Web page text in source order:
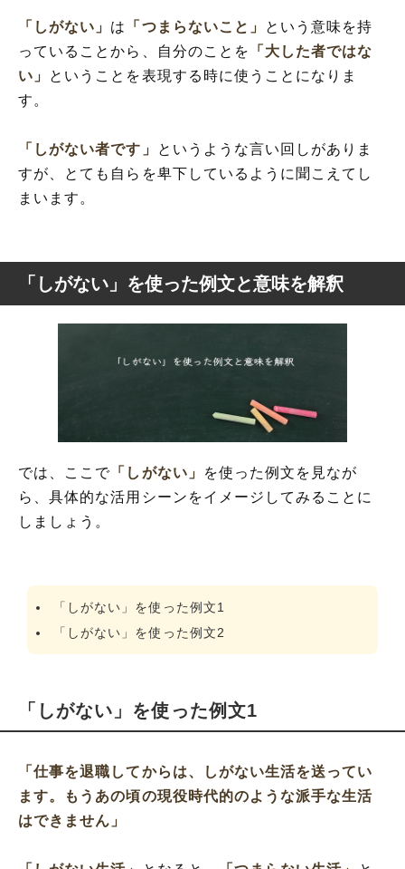
「しがない」 は 「つまらないこと」
という意味を持
っていることから、自分のことを
「大した者ではな
い」
ということを表現する時に使うことになりま
す。
「しがない者です」
というような言い回しがありま
すが、とても自らを卑下しているように聞こえてし
まいます。
「しがない」を使った例文と意味を解釈
では、ここで 「しがない」
を使った例文を見なが
ら、具体的な活用シーンをイメージしてみることに
しましょう。
「しがない」を使った例文1
「しがない」を使った例文2
「しがない」を使った例文1
「仕事を退職してからは、しがない生活を送ってい
ます。もうあの頃の現役時代的のような派手な生活
はできません」